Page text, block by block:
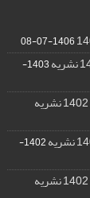
1406-07-08
1403-
1402-